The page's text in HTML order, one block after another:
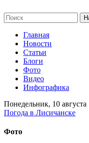
Главная
Новости
Статьи
Блоги
Фото
Видео
Инфографика
Понедельник, 10 августа
Погода в Лисичанске
Фото